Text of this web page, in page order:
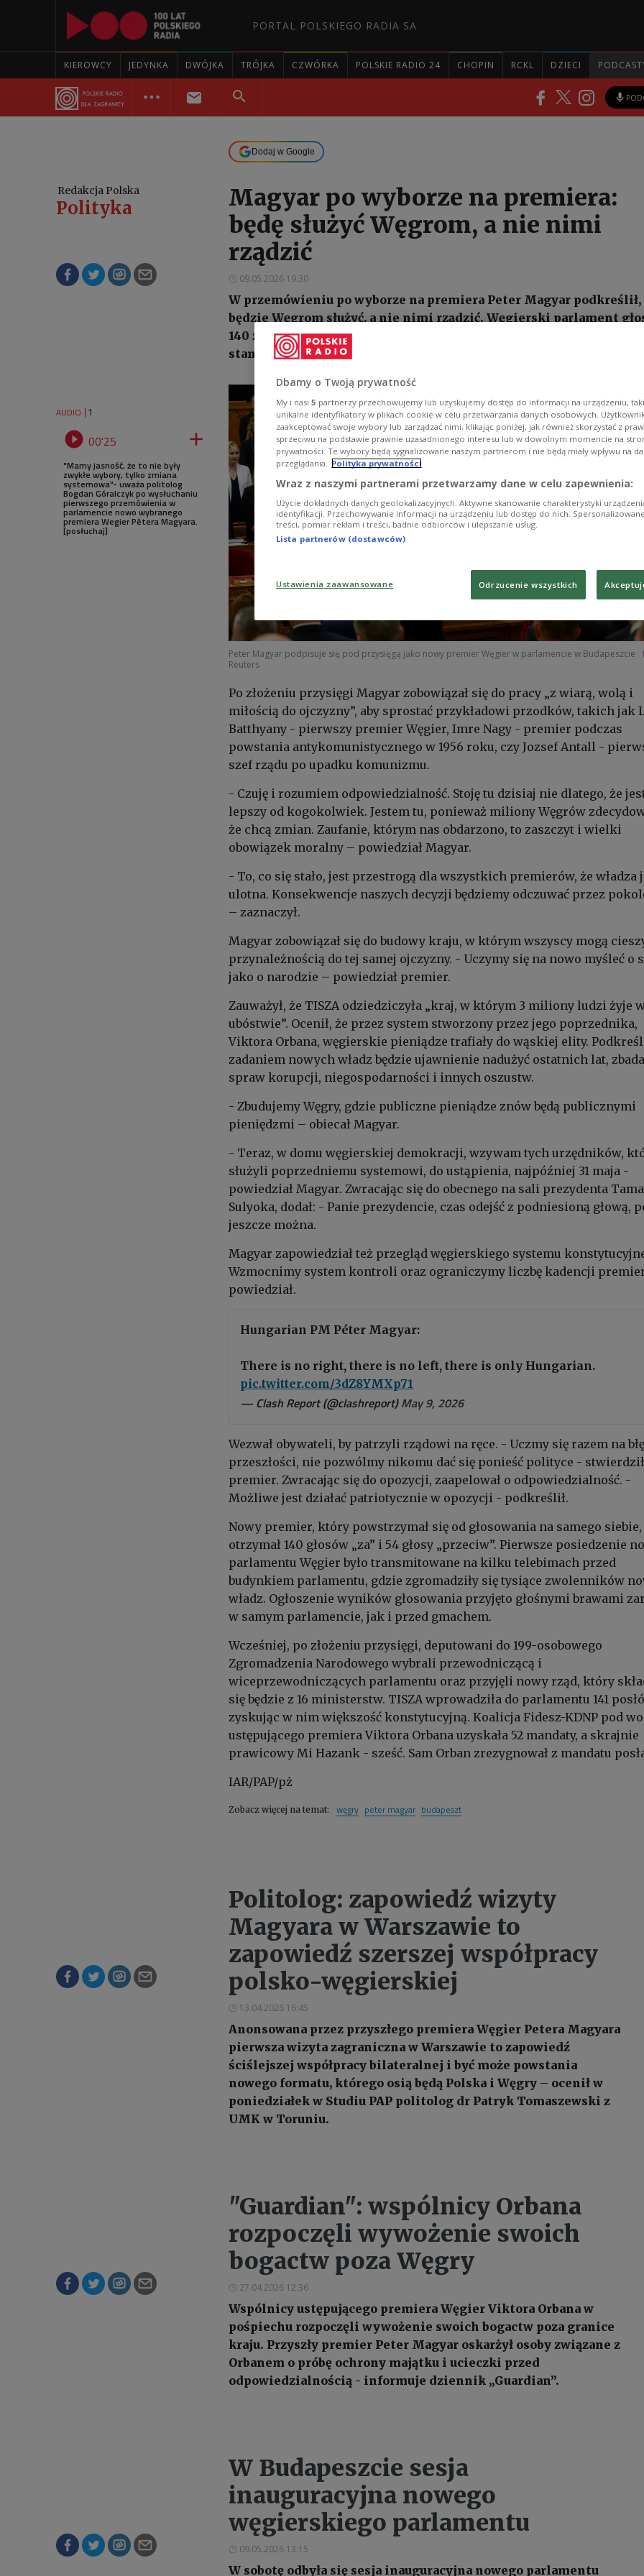
PORTAL POLSKIEGO RADIA SA
KIEROWCY JEDYNKA DWÓJKA TRÓJKA CZWÓRKA POLSKIE RADIO 24 CHOPIN RCKL DZIECI
Dodaj w Google
Redakcja Polska
Polityka
Magyar po wyborze na premiera:
będę służyć Węgrom, a nie nimi
rządzić
09.05.2026 19:30
W przemówieniu po wyborze na premiera Peter Magyar podkreślił,
będzie Węgrom służyć, a nie nimi rządzić. Węgierski parlament
140 ze 199 posłów poparł w sobotę kandydaturę lidera Tiszy na
stanowisko szefa rządu.
AUDIO 1
 00'25 
"Mamy jasność, że to nie były
zwykłe wybory, tylko zmiana
systemowa"- uważa politolog
Bogdan Góralczyk po wysłuchaniu
pierwszego przemówienia w
parlamencie nowo wybranego
premiera Wegier Pétera Magyara.
[posłuchaj]
Peter Magyar podpisuje się pod przysięgą jako nowy premier Węgier w parlamencie w Budapeszcie
Reuters
Po złożeniu przysięgi Magyar zobowiązał się do pracy „z wiarą, wolą i
miłością do ojczyzny”, aby sprostać przykładowi przodków, takich jak
Batthyany - pierwszy premier Węgier, Imre Nagy - premier podczas
powstania antykomunistycznego w 1956 roku, czy Jozsef Antall -
szef rządu po upadku komunizmu.
- Czuję i rozumiem odpowiedzialność. Stoję tu dzisiaj nie dlatego, że
lepszy od kogokolwiek. Jestem tu, ponieważ miliony Węgrów
że chcą zmian. Zaufanie, którym nas obdarzono, to zaszczyt i wielki
obowiązek moralny – powiedział Magyar.
- To, co się stało, jest przestrogą dla wszystkich premierów, że władza
ulotna. Konsekwencje naszych decyzji będziemy odczuwać przez
– zaznaczył.
Magyar zobowiązał się do budowy kraju, w którym wszyscy mogą
przynależnością do tej samej ojczyzny. - Uczymy się na nowo myśleć o
jako o narodzie – powiedział premier.
Zauważył, że TISZA odziedziczyła „kraj, w którym 3 miliony ludzi żyje
ubóstwie”. Ocenił, że przez system stworzony przez jego poprzednika,
Viktora Orbana, węgierskie pieniądze trafiały do wąskiej elity.
zadaniem nowych władz będzie ujawnienie nadużyć ostatnich lat,
spraw korupcji, niegospodarności i innych oszustw.
- Zbudujemy Węgry, gdzie publiczne pieniądze znów będą publicznymi
pieniędzmi – obiecał Magyar.
- Teraz, w domu węgierskiej demokracji, wzywam tych urzędników,
służyli poprzedniemu systemowi, do ustąpienia, najpóźniej 31 maja -
powiedział Magyar. Zwracając się do obecnego na sali prezydenta
Sulyoka, dodał: - Panie prezydencie, czas odejść z podniesioną głową,
jeszcze można.
Magyar zapowiedział też przegląd węgierskiego systemu
Wzmocnimy system kontroli oraz ograniczymy liczbę kadencji
powiedział.
Hungarian PM Péter Magyar:
There is no right, there is no left, there is only Hungarian.
pic.twitter.com/3dZ8YMXp71
— Clash Report (@clashreport)May 9, 2026
Wezwał obywateli, by patrzyli rządowi na ręce. - Uczmy się razem na
przeszłości, nie pozwólmy nikomu dać się ponieść polityce - stwierdził
premier. Zwracając się do opozycji, zaapelował o odpowiedzialność. -
Możliwe jest działać patriotycznie w opozycji - podkreślił.
Nowy premier, który powstrzymał się od głosowania na samego siebie,
otrzymał 140 głosów „za” i 54 głosy „przeciw”. Pierwsze posiedzenie
parlamentu Węgier było transmitowane na kilku telebimach przed
budynkiem parlamentu, gdzie zgromadziły się tysiące zwolenników
władz. Ogłoszenie wyników głosowania przyjęto głośnymi brawami
w samym parlamencie, jak i przed gmachem.
Wcześniej, po złożeniu przysięgi, deputowani do 199-osobowego
Zgromadzenia Narodowego wybrali przewodniczącą i
wiceprzewodniczących parlamentu oraz przyjęli nowy rząd, który
się będzie z 16 ministerstw. TISZA wprowadziła do parlamentu 141
zyskując w nim większość konstytucyjną. Koalicja Fidesz-KDNP pod
ustępującego premiera Viktora Orbana uzyskała 52 mandaty, a skrajnie
prawicowy Mi Hazank - sześć. Sam Orban zrezygnował z mandatu
IAR/PAP/pż
Zobacz więcej na temat: węgry peter magyar budapeszt
Politolog: zapowiedź wizyty
Magyara w Warszawie to
zapowiedź szerszej współpracy
polsko-węgierskiej
13.04.2026 16:45
Anonsowana przez przyszłego premiera Węgier Petera Magyara
pierwsza wizyta zagraniczna w Warszawie to zapowiedź
ściślejszej współpracy bilateralnej i być może powstania
nowego formatu, którego osią będą Polska i Węgry – ocenił w
poniedziałek w Studiu PAP politolog dr Patryk Tomaszewski z
UMK w Toruniu.
"Guardian": wspólnicy Orbana
rozpoczęli wywożenie swoich
bogactw poza Węgry
27.04.2026 12:36
Wspólnicy ustępującego premiera Węgier Viktora Orbana w
pośpiechu rozpoczęli wywożenie swoich bogactw poza granice
kraju. Przyszły premier Peter Magyar oskarżył osoby związane z
Orbanem o próbę ochrony majątku i ucieczki przed
odpowiedzialnością - informuje dziennik „Guardian”.
W Budapeszcie sesja
inauguracyjna nowego
węgierskiego parlamentu
09.05.2026 13:15
W sobotę odbyła się sesja inauguracyjna nowego parlamentu
Dbamy o Twoją prywatność
My i nasi 5 partnerzy przechowujemy lub uzyskujemy dostęp do informacji na urządzeniu,
unikalne identyfikatory w plikach cookie w celu przetwarzania danych osobowych.
zaakceptować swoje wybory lub zarządzać nimi, klikając poniżej, jak również skorzystać z
sprzeciwu na podstawie prawnie uzasadnionego interesu lub w dowolnym momencie na
prywatności. Te wybory będą sygnalizowane naszym partnerom i nie będą miały wpływu na
przeglądania. Polityka prywatności
Wraz z naszymi partnerami przetwarzamy dane w celu zapewnienia:
Użycie dokładnych danych geolokalizacyjnych. Aktywne skanowanie charakterystyki
identyfikacji. Przechowywanie informacji na urządzeniu lub dostęp do nich.
treści, pomiar reklam i treści, badnie odbiorców i ulepszanie usług.
Lista partnerów (dostawców)
Ustawienia zaawansowane Odrzucenie wszystkich